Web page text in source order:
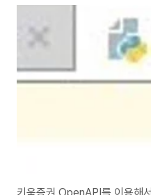
이 바뀐 위치에다가 지정을 해 주어야
세스의 이름으로 바꿔 주도록 해서 이
니다. 이렇게 해서 다음 작업에 들어
로를 이번에 새로 시작하는 프로젝트
이렇게 하는 것으로 일단 준..